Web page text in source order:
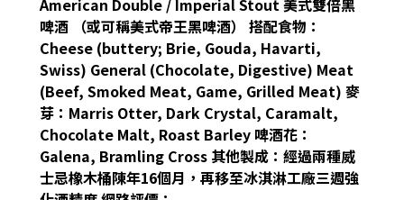
American Double / Imperial Stout 美式雙倍黑
啤酒 （或可稱美式帝王黑啤酒） 搭配食物：
Cheese (buttery; Brie, Gouda, Havarti,
Swiss) General (Chocolate, Digestive) Meat
(Beef, Smoked Meat, Game, Grilled Meat) 麥
芽：Marris Otter, Dark Crystal, Caramalt,
Chocolate Malt, Roast Barley 啤酒花：
Galena, Bramling Cross 其他製成：經過兩種威
士忌橡木桶陳年16個月，再移至冰淇淋工廠三週強